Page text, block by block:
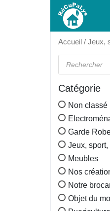
Accueil / Jeux,
Recherche de
Catégorie
Non classé
Garde
Jeux,
Meubles
Nos
Notre
Objet du